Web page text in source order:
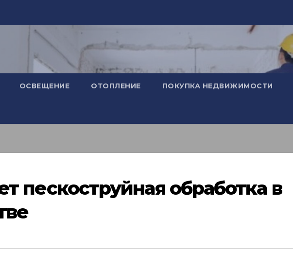
ОСВЕЩЕНИЕ ОТОПЛЕНИЕ ПОКУПКА НЕДВИЖИМОСТИ
пескоструйная обработка в